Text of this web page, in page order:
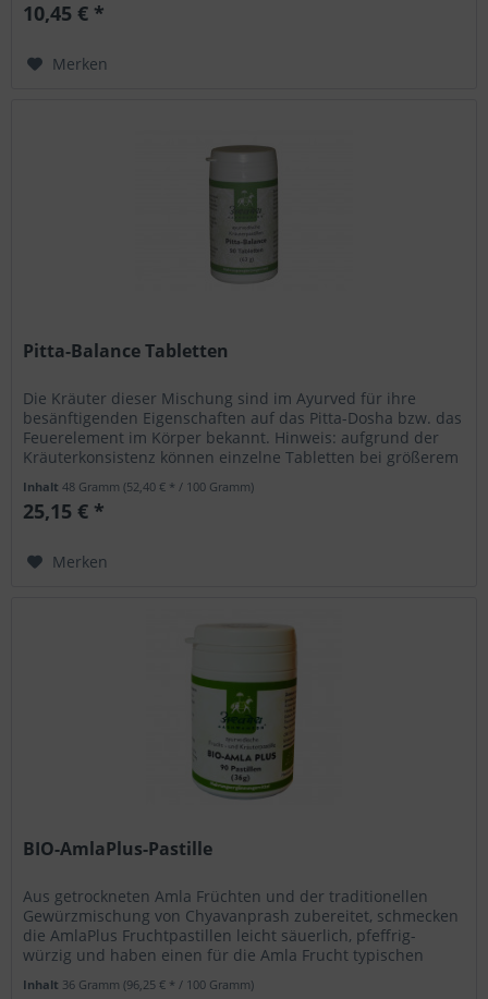
10,45 € *
Merken
Pitta-Balance Tabletten
Die Kräuter dieser Mischung sind im Ayurved für ihre
besänftigenden Eigenschaften auf das Pitta-Dosha bzw. das
Feuerelement im Körper bekannt. Hinweis: aufgrund der
Kräuterkonsistenz können einzelne Tabletten bei größerem
Inhalt48 Gramm(52,40 € * / 100 Gramm)
25,15 € *
Merken
BIO-AmlaPlus-Pastille
Aus getrockneten Amla Früchten und der traditionellen
Gewürzmischung von Chyavanprash zubereitet, schmecken
die AmlaPlus Fruchtpastillen leicht säuerlich, pfeffrig-
würzig und haben einen für die Amla Frucht typischen
Inhalt 36 Gramm(96,25 € * / 100 Gramm)